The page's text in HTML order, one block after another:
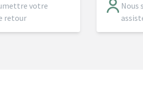
votre
retour
Nous